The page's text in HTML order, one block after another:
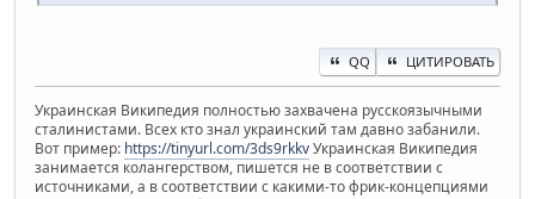
QQ ЦИТИРОВАТЬ
Украинская Википедия полностью захвачена русскоязычными
сталинистами. Всех кто знал украинский там давно забанили.
Вот пример: https://tinyurl.com/3ds9rkkvУкраинская Википедия
занимается колангерством, пишется не в соответствии с
источниками, а в соответствии с какими-то фрик-концепциями